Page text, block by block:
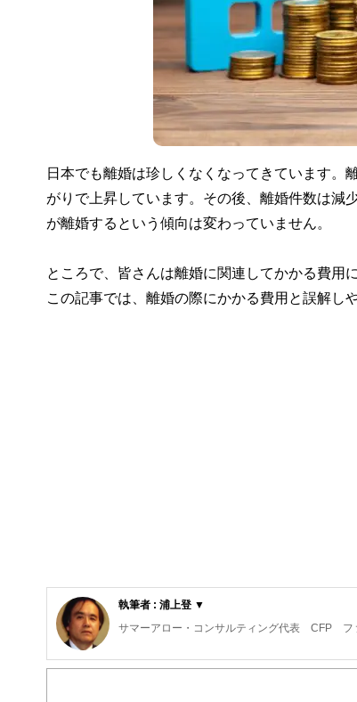
日本でも離婚は珍しくなくなってきています。
がりで上昇しています。その後、離婚件数は減
が離婚するという傾向は変わっていません。
ところで、皆さんは離婚に関連してかかる費用
この記事では、離婚の際にかかる費用と誤解し
執筆者 : 浦上登 ▼
サマーアロー・コンサルティング代表 CFP フ
東京の築地生まれ。魚市場や築地本願寺のある下